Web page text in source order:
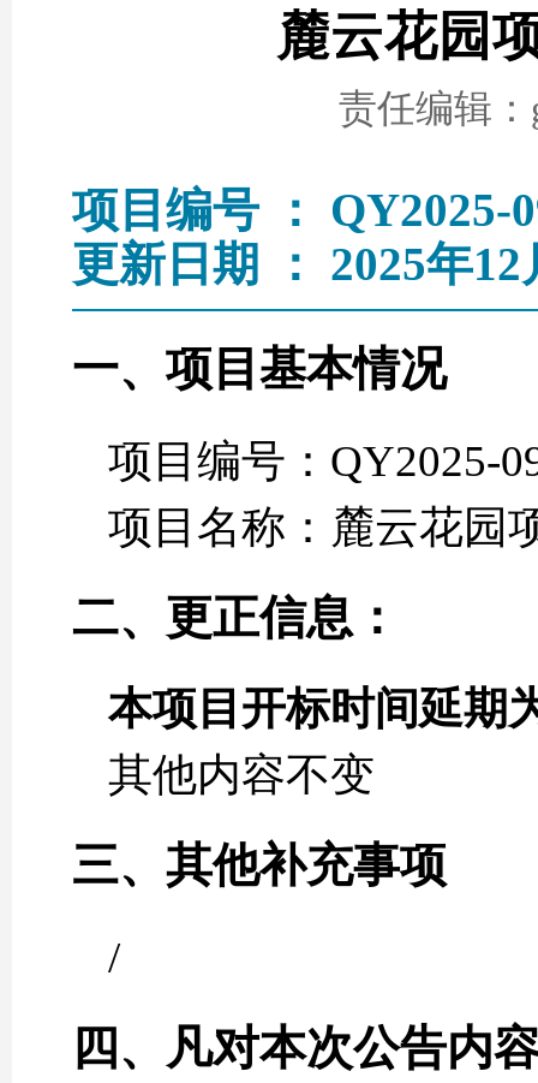
麓云花园
责任编辑
项目编号 ： QY2025-
更新日期 ： 2025年12
一、项目基本情况
项目编号：QY2025-
项目名称：麓云花园
二、更正信息：
本项目开标时间延期
其他内容不变
三、其他补充事项
/
四、凡对本次公告内